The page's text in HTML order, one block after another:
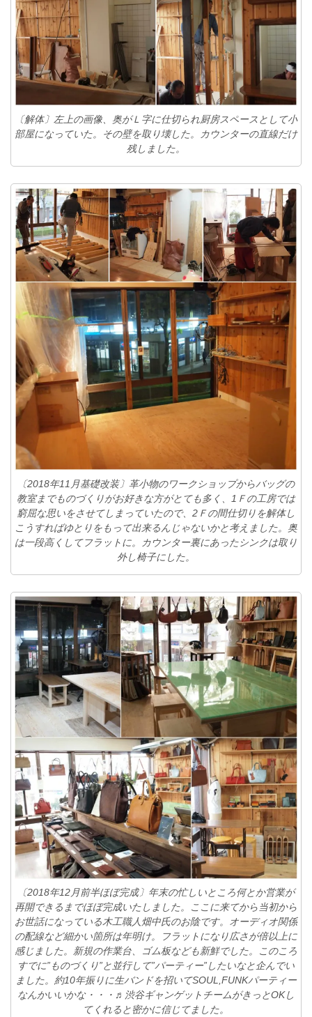
〔解体〕左上の画像、奥がＬ字に仕切られ厨房スペースとして小
部屋になっていた。その壁を取り壊した。カウンターの直線だけ
残しました。
〔2018年11月基礎改装〕革小物のワークショップからバッグの
教室までものづくりがお好きな方がとても多く、1Ｆの工房では
窮屈な思いをさせてしまっていたので、2Ｆの間仕切りを解体し
こうすればゆとりをもって出来るんじゃないかと考えました。奥
は一段高くしてフラットに。カウンター裏にあったシンクは取り
外し椅子にした。
〔2018年12月前半ほぼ完成〕年末の忙しいところ何とか営業が
再開できるまでほぼ完成いたしました。ここに来てから当初から
お世話になっている木工職人畑中氏のお陰です。オーディオ関係
の配線など細かい箇所は年明け。フラットになり広さが倍以上に
感じました。新規の作業台、ゴム板なども新鮮でした。このころ
すでに”ものづくり”と並行して”パーティー”したいなと企んでい
ました。約10年振りに生バンドを招いてSOUL,FUNKパーティー
なんかいいかな・・・♬渋谷ギャンゲットチームがきっとOKし
てくれると密かに信じてました。